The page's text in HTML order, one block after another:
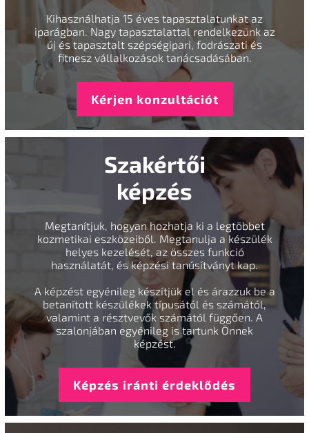
Kihasználhatja 15 éves tapasztalatunkat az
iparágban. Nagy tapasztalattal rendelkezünk az
új és tapasztalt szépségipari, fodrászati és
fitnesz vállalkozások tanácsadásában.
Kérjen konzultációt
Szakértői
képzés
Megtanítjuk, hogyan hozhatja ki a legtöbbet
kozmetikai eszközeiből. Megtanulja a készülék
helyes kezelését, az összes funkció
használatát, és képzési tanúsítványt kap.
A képzést egyénileg készítjük el és árazzuk be a
betanított készülékek típusától és számától,
valamint a résztvevők számától függően. A
szalonjában egyénileg is tartunk Önnek
képzést.
Képzés iránti érdeklődés